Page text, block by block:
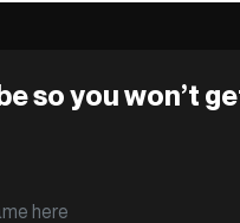
so you won’t